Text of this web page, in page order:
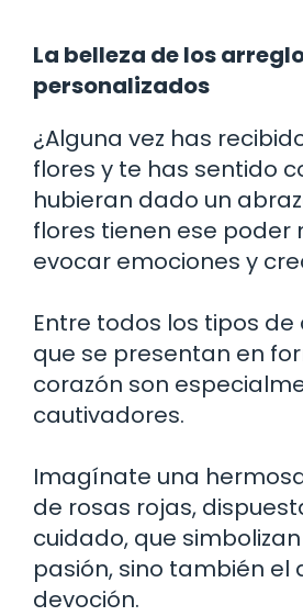
La belleza de los
personalizados
¿Alguna vez has
flores y te has sentido
hubieran dado un
flores tienen ese poder
evocar emociones y
Entre todos los tipos de
que se presentan en
corazón son
cautivadores.
Imagínate una
de rosas rojas,
cuidado, que
pasión, sino también el
devoción.